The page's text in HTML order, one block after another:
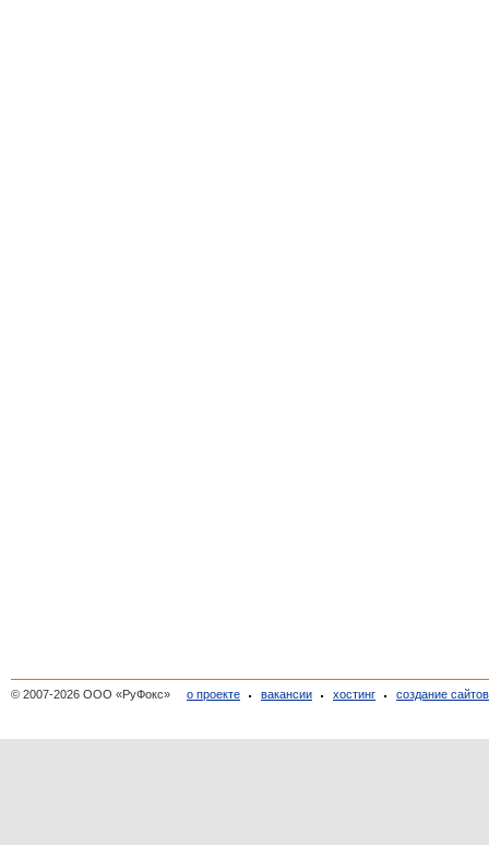
© 2007-2026 ООО «РуФокс» о проекте вакансии хостинг создание сайтов